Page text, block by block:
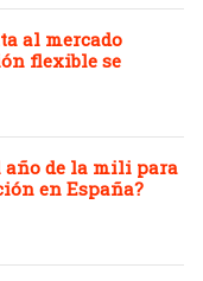
al mercado
flexible se
año de la mili para
en España?